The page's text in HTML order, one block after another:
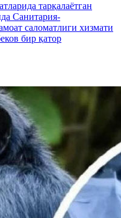
тарқалаётган
Санитария-
саломатлиги хизмати
бир қатор